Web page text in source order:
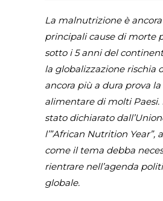
La malnutrizione è
principali cause di morte
sotto i 5 anni del
la globalizzazione rischia
ancora più a dura prova la
alimentare di molti Paesi.
stato dichiarato
l’”African Nutrition Year”,
come il tema debba
rientrare nell’agenda
globale.